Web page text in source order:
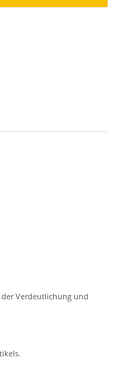
Verdeutlichung und